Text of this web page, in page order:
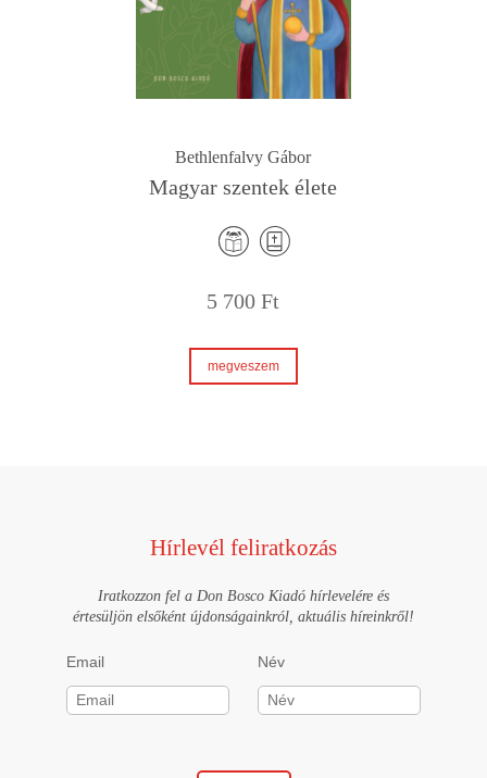
Bethlenfalvy Gábor
Magyar szentek élete
5 700Ft
megveszem
Hírlevél feliratkozás
Iratkozzon fel a Don Bosco Kiadó hírlevelére és
értesüljön elsőként újdonságainkról, aktuális híreinkről!
Email Név